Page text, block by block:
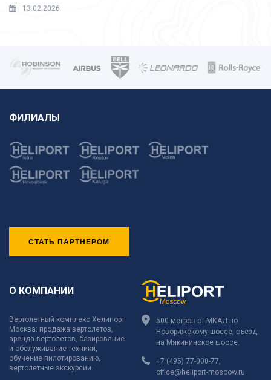
13.02.2026
ФИЛИАЛЫ
СТАТЬ ПАРТНЕРОМ
О КОМПАНИИ
Вертолетный комплекс Хелипорт
Москва: продажа вертолетов,
аренда вертолетов, базирование
и обслуживание техники,
обучение пилотированию,
вертолетные экскурсии.
500 метров от МКАД по
Новорижскому шоссе, съезд
на Мякининское шоссе.
+7 (495) 77-000-77
office@heliport-moscow.ru